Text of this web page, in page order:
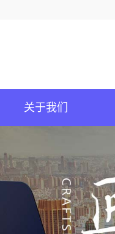
关于我们